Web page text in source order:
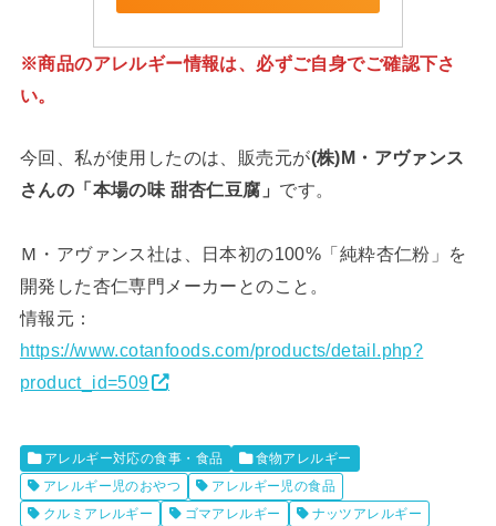
※商品のアレルギー情報は、必ずご自身でご確認下さ
い。
今回、私が使用したのは、販売元が(株)M・アヴァンス
さんの「本場の味 甜杏仁豆腐」 です。
Ｍ・アヴァンス社は、日本初の100%「純粋杏仁粉」を
開発した杏仁専門メーカーとのこと。
情報元：
https://www.cotanfoods.com/products/detail.php?
product_id=509
アレルギー対応の食事・食品
食物アレルギー
アレルギー児のおやつ
アレルギー児の食品
クルミアレルギー
ゴマアレルギー
ナッツアレルギー